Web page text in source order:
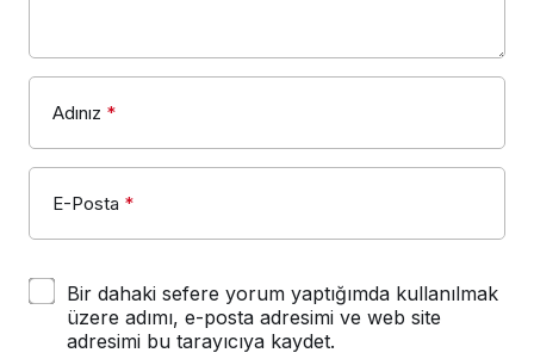
Adınız *
E-Posta *
Bir dahaki sefere yorum yaptığımda kullanılmak
üzere adımı, e-posta adresimi ve web site
adresimi bu tarayıcıya kaydet.